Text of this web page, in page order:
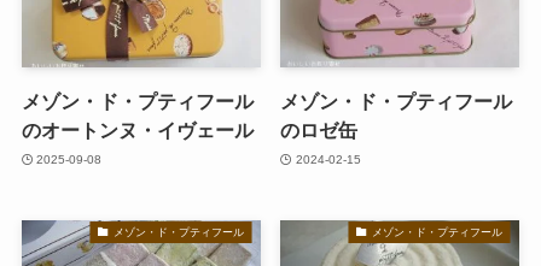
メゾン・ド・プティフール
のオートンヌ・イヴェール
2025-09-08
メゾン・ド・プティフール
のロゼ缶
2024-02-15
メゾン・ド・プティフール メゾン・ド・プティフール